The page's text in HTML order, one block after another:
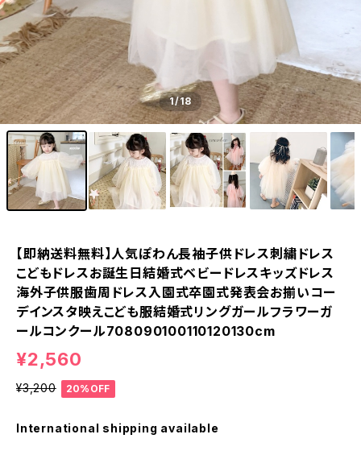
1/18
【即納送料無料】人気ぽわん長袖子供ドレス刺繍ドレス
こどもドレスお誕生日結婚式ベビードレスキッズドレス
海外子供服歯周ドレス入園式卒園式発表会お揃いコー
デインスタ映えこども服結婚式リングガールフラワーガ
ールコンクール708090100110120130cm
¥2,560
¥3,200 20%OFF
International shipping available